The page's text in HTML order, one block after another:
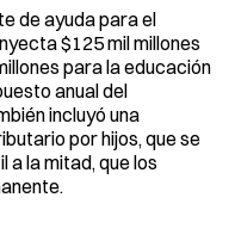
de ayuda para el
$125 mil millones
para la educación
anual del
incluyó una
por hijos, que se
la mitad, que los